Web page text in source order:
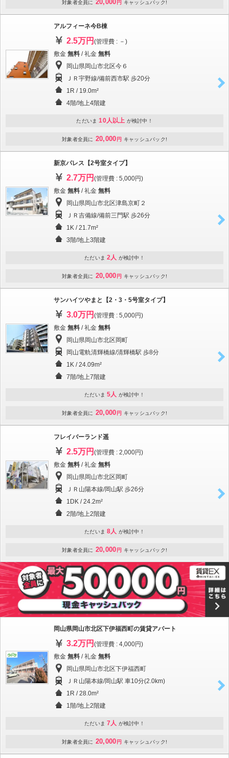
対象者全員に 20,000 円 キャッシュバック!
アルフィーネ今B棟
2.5万円 (管理費 : －)
敷金 無料 / 礼金 無料
岡山県岡山市北区今６
ＪＲ宇野線/備前西市駅 歩20分
1R / 19.0m²
4階/地上4階建
ただいま 10人以上 が検討中！
対象者全員に 20,000 円 キャッシュバック!
新京パレス【2号室タイプ】
2.7万円 (管理費 : 5,000円)
敷金 無料 / 礼金 無料
岡山県岡山市北区津島京町２
ＪＲ吉備線/備前三門駅 歩26分
1K / 21.7m²
3階/地上3階建
ただいま 2人 が検討中！
対象者全員に 20,000 円 キャッシュバック!
サンハイツやまと【2・3・5号室タイプ】
3.0万円 (管理費 : 5,000円)
敷金 無料 / 礼金 無料
岡山県岡山市北区岡町
岡山電軌清輝橋線/清輝橋駅 歩8分
1K / 24.09m²
7階/地上7階建
ただいま 5人 が検討中！
対象者全員に 20,000 円 キャッシュバック!
フレイバーランド遥
2.5万円 (管理費 : 2,000円)
敷金 無料 / 礼金 無料
岡山県岡山市北区岡町
ＪＲ山陽本線/岡山駅 歩26分
1DK / 24.2m²
2階/地上2階建
ただいま 8人 が検討中！
対象者全員に 20,000 円 キャッシュバック!
岡山県岡山市北区下伊福西町の賃貸アパート
3.2万円 (管理費 : 4,000円)
敷金 無料 / 礼金 無料
岡山県岡山市北区下伊福西町
ＪＲ山陽本線/岡山駅 車10分(2.0km)
1R / 28.0m²
1階/地上2階建
ただいま 7人 が検討中！
対象者全員に 20,000 円 キャッシュバック!